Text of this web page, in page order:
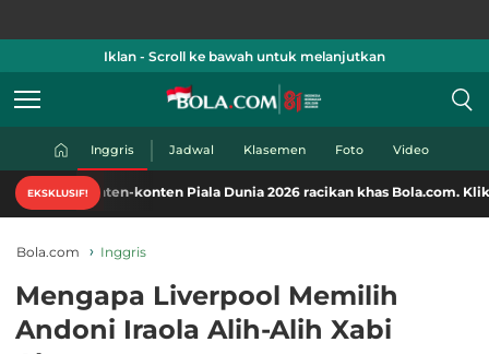
Iklan - Scroll ke bawah untuk melanjutkan
Inggris Jadwal Klasemen Foto Video
EKSKLUSIF!
konten Piala Dunia 2026 racikan khas Bola.com. Klik di sini!
Bola.com Inggris
Mengapa Liverpool Memilih
Andoni Iraola Alih-Alih Xabi